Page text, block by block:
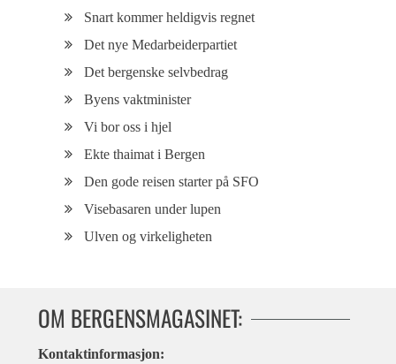
Snart kommer heldigvis regnet
Det nye Medarbeiderpartiet
Det bergenske selvbedrag
Byens vaktminister
Vi bor oss i hjel
Ekte thaimat i Bergen
Den gode reisen starter på SFO
Visebasaren under lupen
Ulven og virkeligheten
OM BERGENSMAGASINET:
Kontaktinformasjon: